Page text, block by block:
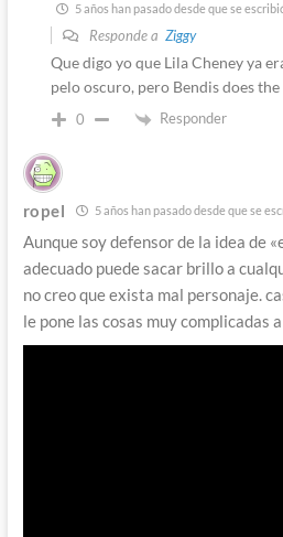
5 años han pasado desde que se
Responde a Ziggy
Que digo yo que Lila Cheney ya
pelo oscuro, pero Bendis does
0 Responder
ropel 5 años han pasado desde que se
Aunque soy defensor de la idea de
adecuado puede sacar brillo a
no creo que exista mal personaje.
le pone las cosas muy complicadas a